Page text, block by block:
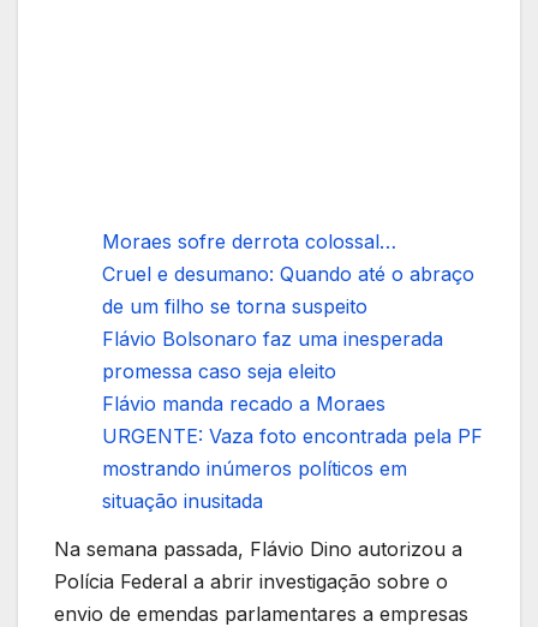
Moraes sofre derrota colossal…
Cruel e desumano: Quando até o abraço
de um filho se torna suspeito
Flávio Bolsonaro faz uma inesperada
promessa caso seja eleito
Flávio manda recado a Moraes
URGENTE: Vaza foto encontrada pela PF
mostrando inúmeros políticos em
situação inusitada
Na semana passada, Flávio Dino autorizou a
Polícia Federal a abrir investigação sobre o
envio de emendas parlamentares a empresas